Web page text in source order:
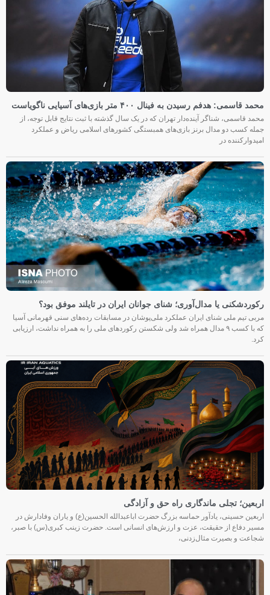
محمد قاسمی: هدفم رسیدن به فینال ۴۰۰ متر بازی‌های آسیایی ناگویاست
محمد قاسمی، شناگر آینده‌دار تهران که در یک سال گذشته با ثبت نتایج قابل توجه، از
جمله کسب دو مدال برنز بازی‌های همبستگی کشورهای اسلامی ریاض و عملکرد
امیدوارکننده در
رکوردشکنی یا مدال‌آوری؛ شنای جوانان ایران در تایلند موفق بود؟
مربی تیم ملی شنای ایران عملکرد ملی‌پوشان در مسابقات رده‌های سنی قهرمانی آسیا
که با کسب ۹ مدال همراه شد ولی شکستن رکوردهای ملی را به همراه نداشت، ارزیابی
کرد.
اربعین؛ تجلی ماندگاری راه حق و آزادگی
اربعین حسینی، یادآور حماسه بزرگ حضرت اباعبدالله الحسین(ع) و یاران وفادارش در
مسیر دفاع از حقیقت، عزت و ارزش‌های انسانی است. حضرت زینب کبری(س) با صبر،
شجاعت و بصیرت مثال‌زدنی،